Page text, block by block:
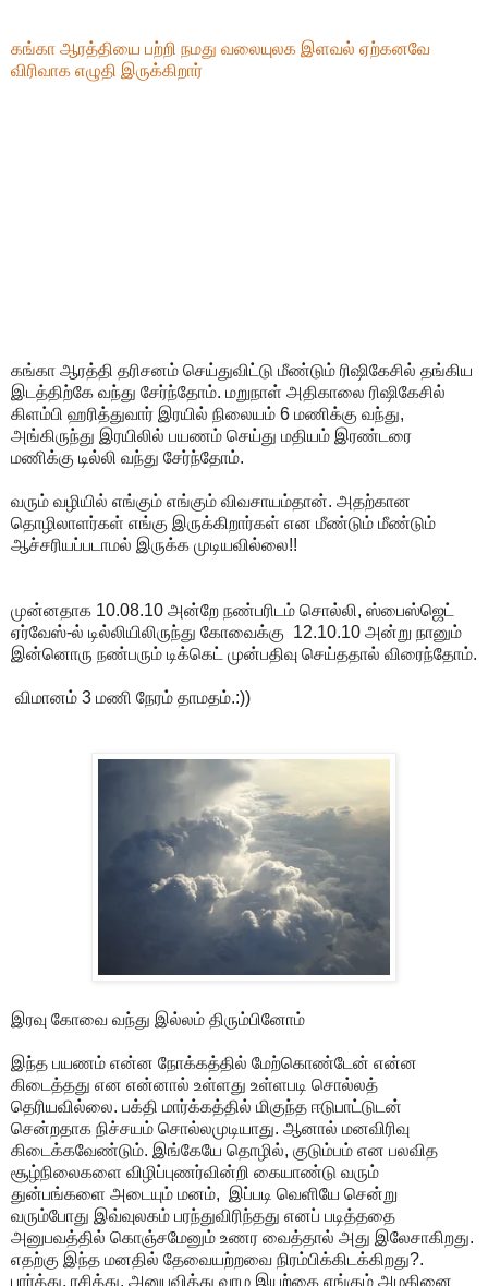
கங்கா ஆரத்தியை பற்றி நமது வலையுலக இளவல் ஏற்கனவே
விரிவாக எழுதி இருக்கிறார்
கங்கா ஆரத்தி தரிசனம் செய்துவிட்டு மீண்டும் ரிஷிகேசில் தங்கிய
இடத்திற்கே வந்து சேர்ந்தோம். மறுநாள் அதிகாலை ரிஷிகேசில்
கிளம்பி ஹரித்துவார் இரயில் நிலையம் 6 மணிக்கு வந்து,
அங்கிருந்து இரயிலில் பயணம் செய்து மதியம் இரண்டரை
மணிக்கு டில்லி வந்து சேர்ந்தோம்.
வரும் வழியில் எங்கும் எங்கும் விவசாயம்தான். அதற்கான
தொழிலாளர்கள் எங்கு இருக்கிறார்கள் என மீண்டும் மீண்டும்
ஆச்சரியப்படாமல் இருக்க முடியவில்லை!!
முன்னதாக 10.08.10 அன்றே நண்பரிடம் சொல்லி, ஸ்பைஸ்ஜெட்
ஏர்வேஸ்-ல் டில்லியிலிருந்து கோவைக்கு 12.10.10 அன்று நானும்
இன்னொரு நண்பரும் டிக்கெட் முன்பதிவு செய்ததால் விரைந்தோம்.
விமானம் 3 மணி நேரம் தாமதம்.:))
இரவு கோவை வந்து இல்லம் திரும்பினோம்
இந்த பயணம் என்ன நோக்கத்தில் மேற்கொண்டேன் என்ன
கிடைத்தது என என்னால் உள்ளது உள்ளபடி சொல்லத்
தெரியவில்லை. பக்தி மார்க்கத்தில் மிகுந்த ஈடுபாட்டுடன்
சென்றதாக நிச்சயம் சொல்லமுடியாது. ஆனால் மனவிரிவு
கிடைக்கவேண்டும். இங்கேயே தொழில், குடும்பம் என பலவித
சூழ்நிலைகளை விழிப்புணர்வின்றி கையாண்டு வரும்
துன்பங்களை அடையும் மனம், இப்படி வெளியே சென்று
வரும்போது இவ்வுலகம் பரந்துவிரிந்தது எனப் படித்ததை
அனுபவத்தில் கொஞ்சமேனும் உணர வைத்தால் அது இலேசாகிறது.
எதற்கு இந்த மனதில் தேவையற்றவை நிரம்பிக்கிடக்கிறது?.
பார்த்து, ரசித்து, அனுபவித்து வாழ இயற்கை எங்கும் அழகினை